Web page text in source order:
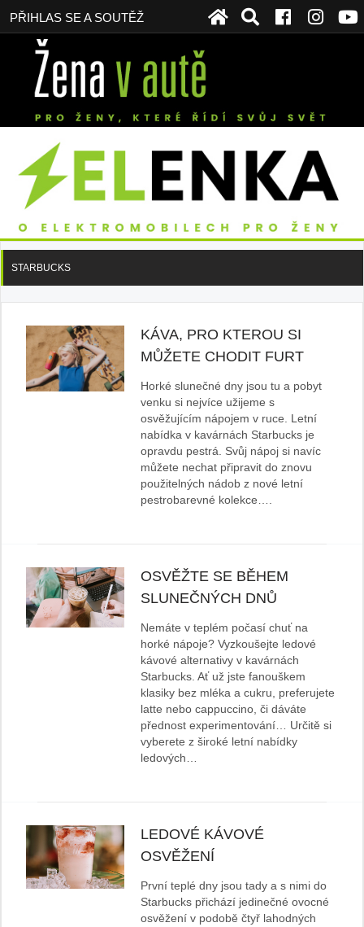
PŘIHLAS SE A SOUTĚŽ
STARBUCKS
KÁVA, PRO KTEROU SI
MŮŽETE CHODIT FURT
Horké slunečné dny jsou tu a pobyt
venku si nejvíce užijeme s
osvěžujícím nápojem v ruce. Letní
nabídka v kavárnách Starbucks je
opravdu pestrá. Svůj nápoj si navíc
můžete nechat připravit do znovu
použitelných nádob z nové letní
pestrobarevné kolekce….
OSVĚŽTE SE BĚHEM
SLUNEČNÝCH DNŮ
Nemáte v teplém počasí chuť na
horké nápoje? Vyzkoušejte ledové
kávové alternativy v kavárnách
Starbucks. Ať už jste fanouškem
klasiky bez mléka a cukru, preferujete
latte nebo cappuccino, či dáváte
přednost experimentování… Určitě si
vyberete z široké letní nabídky
ledových…
LEDOVÉ KÁVOVÉ
OSVĚŽENÍ
První teplé dny jsou tady a s nimi do
Starbucks přichází jedinečné ovocné
osvěžení v podobě čtyř lahodných